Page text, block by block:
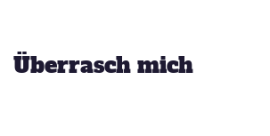
Überrasch mich